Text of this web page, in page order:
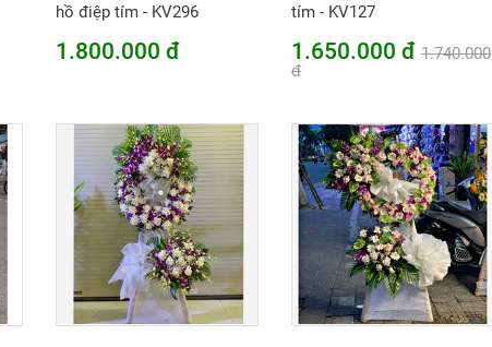
hồ điệp tím - KV296
1.800.000 đ
tím - KV127
1.650.000 đ 1.740.000
đ